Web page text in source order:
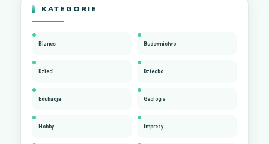
KATEGORIE
Biznes Budownictwo
Dzieci Dziecko
Edukacja Geologia
Hobby Imprezy